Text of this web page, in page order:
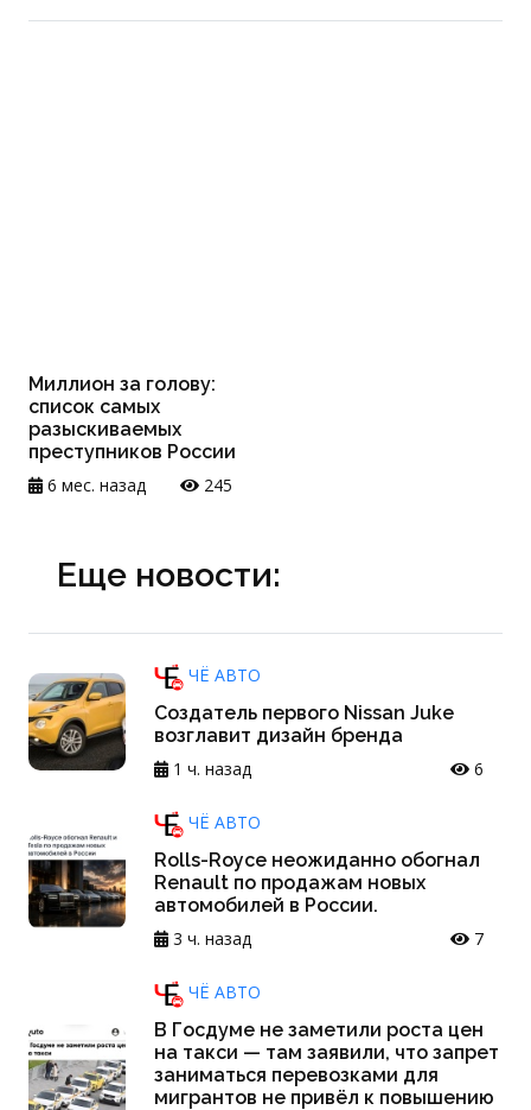
Миллион за голову:
список самых
разыскиваемых
преступников России
6 мес. назад
245
Еще новости:
ЧЁ АВТО
Создатель первого Nissan Juke
возглавит дизайн бренда
1 ч. назад
6
ЧЁ АВТО
Rolls-Royce неожиданно обогнал
Renault по продажам новых
автомобилей в России.
3 ч. назад
7
ЧЁ АВТО
В Госдуме не заметили роста цен
на такси — там заявили, что запрет
заниматься перевозками для
мигрантов не привёл к повышению